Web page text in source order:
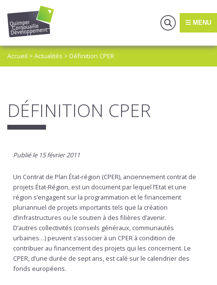
MENU
Accueil > Actualités > Définition CPER
DÉFINITION CPER
Publié le 15 février 2011
Un Contrat de Plan État-région (CPER), anciennement contrat de
projets État-Région, est un document par lequel l’Etat et une
région s’engagent sur la programmation et le financement
pluriannuel de projets importants tels que la création
d’infrastructures ou le soutien à des filières d’avenir.
D’autres collectivités (conseils généraux, communautés
urbaines…) peuvent s’associer à un CPER à condition de
contribuer au financement des projets qui les concernent. Le
CPER, d’une durée de sept ans, est calé sur le calendrier des
fonds européens.